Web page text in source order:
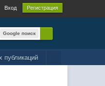
Вход Регистрация
Google поиск
публикаций